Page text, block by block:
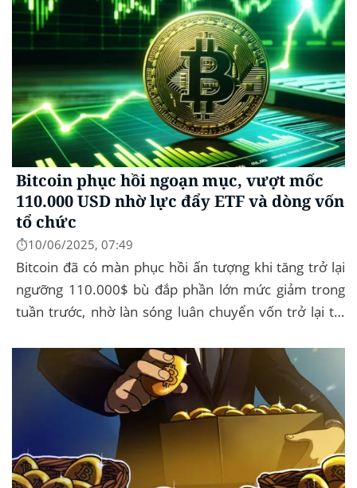
Bitcoin phục hồi ngoạn mục, vượt mốc
110.000 USD nhờ lực đẩy ETF và dòng vốn
tổ chức
⏱️10/06/2025, 07:49
Bitcoin đã có màn phục hồi ấn tượng khi tăng trở lại
ngưỡng 110.000$ bù đắp phần lớn mức giảm trong
tuần trước, nhờ làn sóng luân chuyển vốn trở lại thị